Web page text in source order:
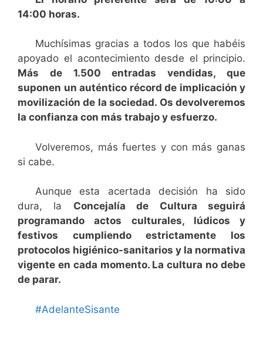
14:00 horas.
Muchísimas gracias a todos los que habéis
apoyado el acontecimiento desde el principio.
Más de 1.500 entradas vendidas, que
suponen un auténtico récord de implicación y
movilización de la sociedad. Os devolveremos
la confianza con más trabajo y esfuerzo.
Volveremos, más fuertes y con más ganas
si cabe.
Aunque esta acertada decisión ha sido
dura, la Concejalía de Cultura seguirá
programando actos culturales, lúdicos y
festivos cumpliendo estrictamente los
protocolos higiénico-sanitarios y la normativa
vigente en cada momento. La cultura no debe
de parar.
#AdelanteSisante